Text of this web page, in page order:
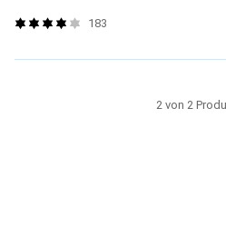
183
2 von 2